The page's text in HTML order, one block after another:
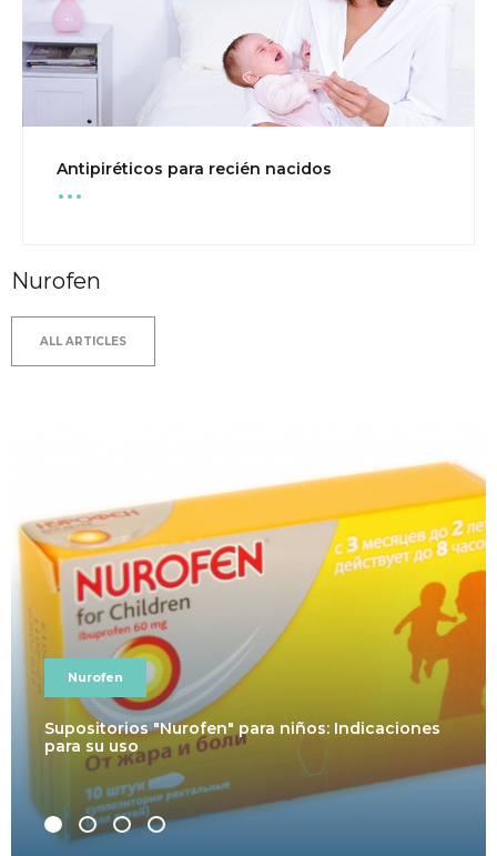
Antipiréticos para recién nacidos
...
Nurofen
ALL ARTICLES
Nurofen
Supositorios "Nurofen" para niños: Indicaciones
para su uso